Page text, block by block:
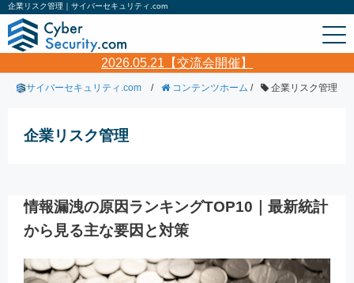
企業リスク管理｜サイバーセキュリティ.com
2026.05.21【交流会開催】
サイバーセキュリティ.com / コンテンツホーム / 企業リスク管理
企業リスク管理
情報漏洩の原因ランキングTOP10｜最新統計
から見る主な要因と対策